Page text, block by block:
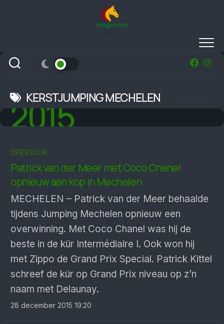
KERSTJUMPING MECHELEN
2015
DRESSUUR
Patrick van der Meer met Coco Chanel
opnieuw aan kop in Mechelen
MECHELEN – Patrick van der Meer behaalde
tijdens Jumping Mechelen opnieuw een
overwinning. Met Coco Chanel was hij de
beste in de kür Intermédiaire I. Ook won hij
met Zippo de Grand Prix Special. Patrick Kittel
schreef de kür op Grand Prix niveau op z’n
naam met Delaunay.
28 december 2015 19:20